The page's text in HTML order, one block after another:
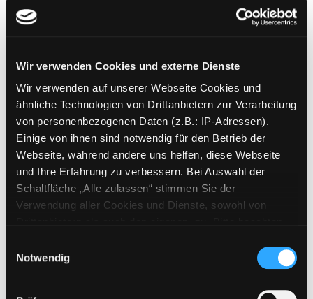
Wir verwenden Cookies und externe Dienste
Wir verwenden auf unserer Webseite Cookies und
ähnliche Technologien von Drittanbietern zur Verarbeitung
von personenbezogenen Daten (z.B.: IP-Adressen).
Einige von ihnen sind notwendig für den Betrieb der
Webseite, während andere uns helfen, diese Webseite
und Ihre Erfahrung zu verbessern. Bei Auswahl der
Schaltfläche „Alle zulassen“ stimmen Sie der
Verwendung aller Cookies und Dienste, sowohl von
Cookies von Drittanbietern, eine Verarbeitung in
unsicheren Drittländern (Länder außerhalb des EWR
ohne adäquates Datenschutzniveau) stattfinden kann. In
Notwendig
München, Cbt
Exemplar-Details von Und du wirst lächelnd
Und du wirst lächelnd
sterben
[Thriller]
Verfasser:Feth, MonikaSuche nach
Jahr: 2023
Verlag:München, Cbj-Verl.
Mediengruppe:Literatur MP3-CD
Und du wirst lächelnd
Suche nach
Berlin, Der Audio Verlag